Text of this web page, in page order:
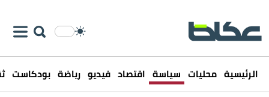
الرئيسية محليات سياسة اقتصاد فيديو رياضة بودكاست